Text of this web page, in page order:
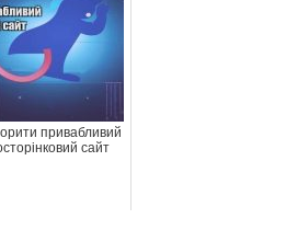
привабливий
сайт